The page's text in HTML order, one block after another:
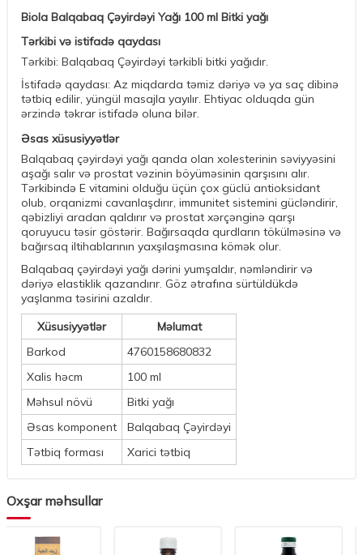
Biola Balqabaq Çəyirdəyi Yağı 100 ml Bitki yağı
Tərkibi və istifadə qaydası
Tərkibi: Balqabaq Çəyirdəyi tərkibli bitki yağıdır.
İstifadə qaydası: Az miqdarda təmiz dəriyə və ya saç dibinə
tətbiq edilir, yüngül masajla yayılır. Ehtiyac olduqda gün
ərzində təkrar istifadə oluna bilər.
Əsas xüsusiyyətlər
Balqabaq çəyirdəyi yağı qanda olan xolesterinin səviyyəsini
aşağı salır və prostat vəzinin böyüməsinin qarşısını alır.
Tərkibində E vitamini olduğu üçün çox güclü antioksidant
olub, orqanizmi cavanlaşdırır, immunitet sistemini gücləndirir,
qəbizliyi aradan qaldırır və prostat xərçənginə qarşı
qoruyucu təsir göstərir. Bağırsaqda qurdların tökülməsinə və
bağırsaq iltihablarının yaxşılaşmasına kömək olur.
Balqabaq çəyirdəyi yağı dərini yumşaldır, nəmləndirir və
dəriyə elastiklik qazandırır. Göz ətrafına sürtüldükdə
yaşlanma təsirini azaldır.
Xüsusiyyətlər
Məlumat
Barkod
4760158680832
Xalis həcm
100 ml
Məhsul növü
Bitki yağı
Əsas komponent
Balqabaq Çəyirdəyi
Tətbiq forması
Xarici tətbiq
Oxşar məhsullar